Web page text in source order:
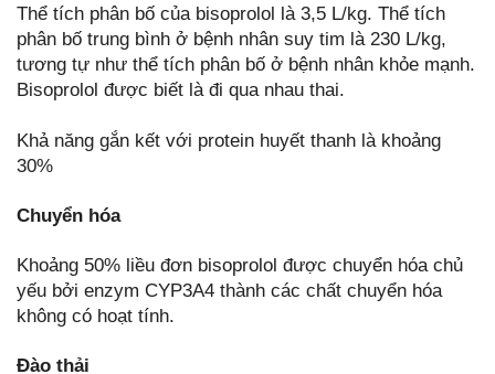
Thể tích phân bố của bisoprolol là 3,5 L/kg. Thể tích
phân bố trung bình ở bệnh nhân suy tim là 230 L/kg,
tương tự như thể tích phân bố ở bệnh nhân khỏe mạnh.
Bisoprolol được biết là đi qua nhau thai.
Khả năng gắn kết với protein huyết thanh là khoảng
30%
Chuyển hóa
Khoảng 50% liều đơn bisoprolol được chuyển hóa chủ
yếu bởi enzym CYP3A4 thành các chất chuyển hóa
không có hoạt tính.
Đào thải